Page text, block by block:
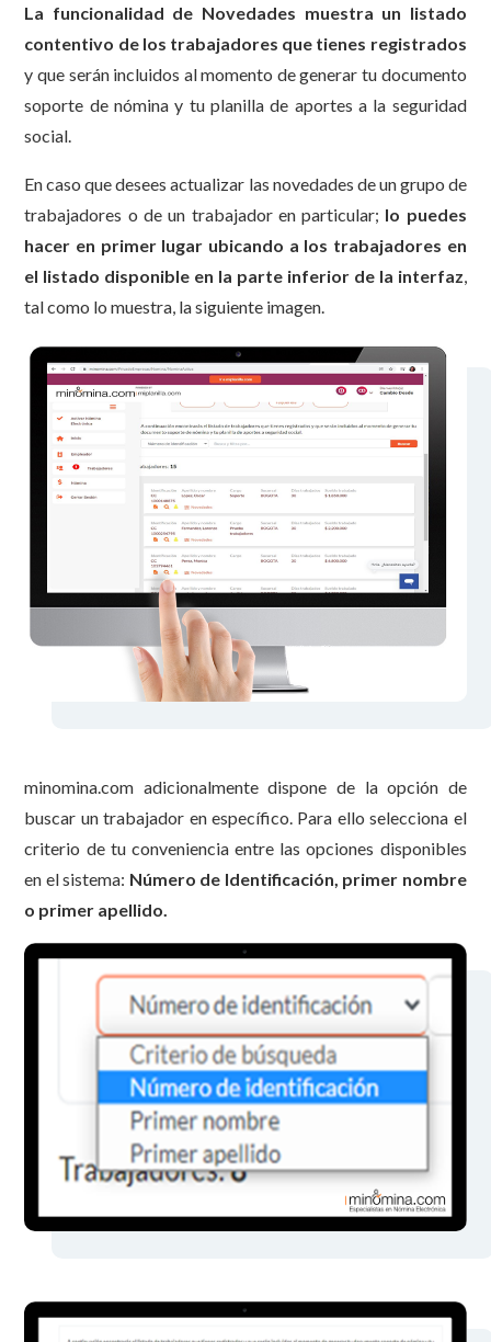
La funcionalidad de Novedades muestra un listado
contentivo de los trabajadores que tienes registrados
y que serán incluidos al momento de generar tu documento
soporte de nómina y tu planilla de aportes a la seguridad
social.
En caso que desees actualizar las novedades de un grupo de
trabajadores o de un trabajador en particular; lo puedes
hacer en primer lugar ubicando a los trabajadores en
el listado disponible en la parte inferior de la interfaz
tal como lo muestra, la siguiente imagen.
minomina.com adicionalmente dispone de la opción de
buscar un trabajador en específico. Para ello selecciona el
criterio de tu conveniencia entre las opciones disponibles
en el sistema: Número de Identificación, primer nombre
o primer apellido.